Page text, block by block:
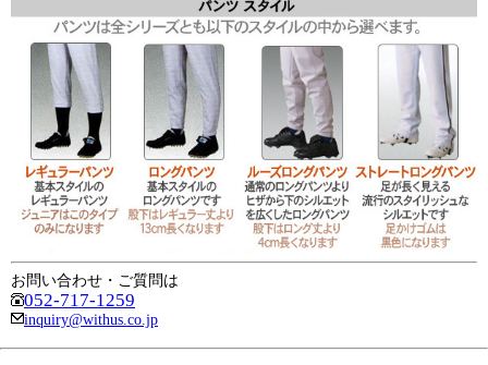
お問い合わせ・ご質問は
052-717-1259
inquiry@withus.co.jp